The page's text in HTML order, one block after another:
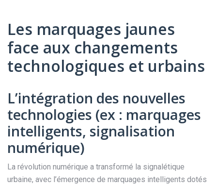
Les marquages jaunes
face aux changements
technologiques et urbains
L’intégration des nouvelles
technologies (ex : marquages
intelligents, signalisation
numérique)
La révolution numérique a transformé la signalétique
urbaine, avec l’émergence de marquages intelligents dotés